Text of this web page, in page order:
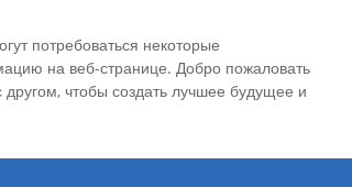
потребоваться некоторые
на веб-странице. Добро пожаловать
чтобы создать лучшее будущее и